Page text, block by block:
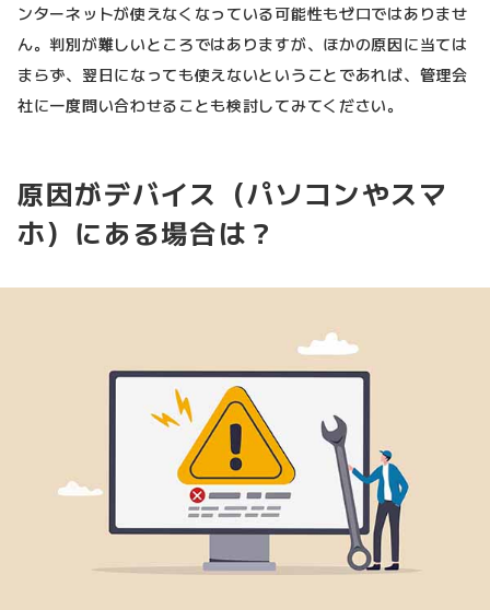
ンターネットが使えなくなっている可能性もゼロではありませ
ん。判別が難しいところではありますが、ほかの原因に当ては
まらず、翌日になっても使えないということであれば、管理会
社に一度問い合わせることも検討してみてください。
原因がデバイス（パソコンやスマ
ホ）にある場合は？